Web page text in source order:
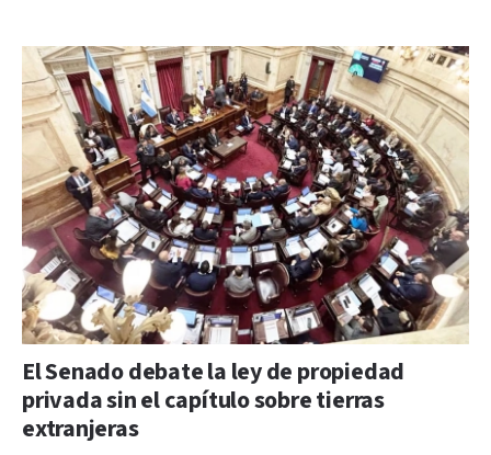
El Senado debate la ley de propiedad
privada sin el capítulo sobre tierras
extranjeras